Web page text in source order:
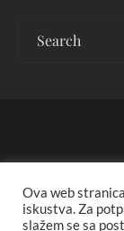
Ova web
iskustva. Za
slažem se sa